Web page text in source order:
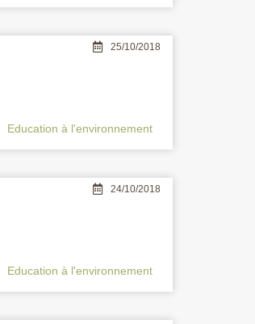
25/10/2018
Education à l'environnement
24/10/2018
Education à l'environnement